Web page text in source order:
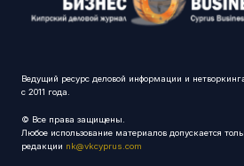
Ведущий ресурс деловой информации и
с 2011 года.
© Все права защищены.
Любое использование материалов допускается
редакции nk@vkcyprus.com